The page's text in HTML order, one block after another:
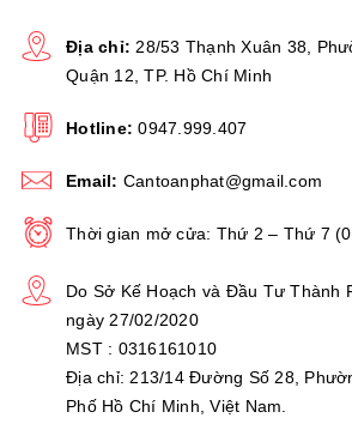
Địa chỉ: 28/53 Thạnh Xuân 38,
Quận 12, TP. Hồ Chí Minh
Hotline: 0947.999.407
Email: Cantoanphat@gmail.com
Thời gian mở cửa: Thứ 2 – Thứ 7
Do Sở Kế Hoạch và Đầu Tư Thành
ngày 27/02/2020
MST : 0316161010
Địa chỉ: 213/14 Đường Số 28,
Phố Hồ Chí Minh, Việt Nam.